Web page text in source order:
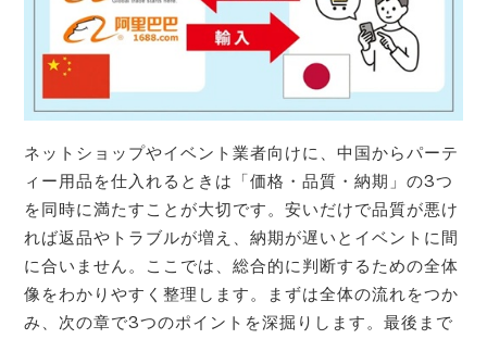
ネットショップやイベント業者向けに、中国からパーテ
ィー用品を仕入れるときは「価格・品質・納期」の3つ
を同時に満たすことが大切です。安いだけで品質が悪け
れば返品やトラブルが増え、納期が遅いとイベントに間
に合いません。ここでは、総合的に判断するための全体
像をわかりやすく整理します。まずは全体の流れをつか
み、次の章で3つのポイントを深掘りします。最後まで